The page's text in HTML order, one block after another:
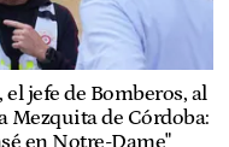
jefe de Bomberos, al
Mezquita de Córdoba: